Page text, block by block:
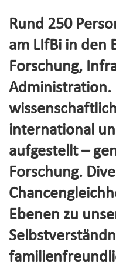
Rund 250
am LIfBi in den
Forschung,
Administration.
international
aufgestellt –
Forschung.
Ebenen zu